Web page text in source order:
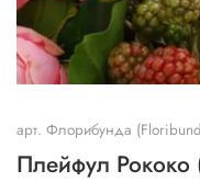
арт. Флорибунда
Плейфул Рококо